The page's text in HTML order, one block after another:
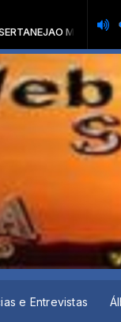
O MELHOR DA
SANTOS E TIERRY -
e Entrevistas